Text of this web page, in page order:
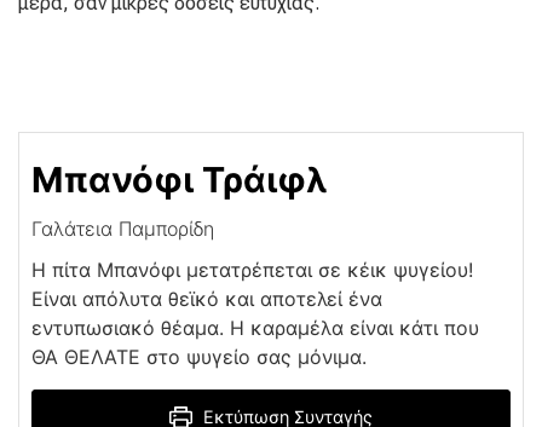
Μπανόφι Τράιφλ
Γαλάτεια Παμπορίδη
Η πίτα Μπανόφι μετατρέπεται σε κέικ ψυγείου!
Είναι απόλυτα θεϊκό και αποτελεί ένα
εντυπωσιακό θέαμα. Η καραμέλα είναι κάτι που
ΘΑ ΘΕΛΑΤΕ στο ψυγείο σας μόνιμα.
Εκτύπωση Συνταγής